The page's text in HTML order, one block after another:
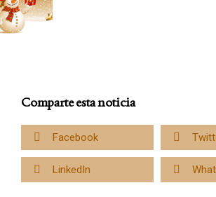
Comparte esta noticia
Facebook
LinkedIn